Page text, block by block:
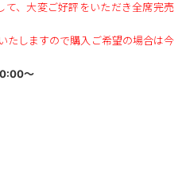
、大変ご好評をいただき全席完売
たしますので購入ご希望の場合は今
～